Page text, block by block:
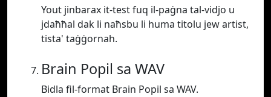
Yout jinbarax it-test fuq il-paġna tal-vidjo u
jdaħħal dak li naħsbu li huma titolu jew artist,
tista' taġġornah.
Brain Popil sa WAV
Bidla fil-format Brain Popil sa WAV.